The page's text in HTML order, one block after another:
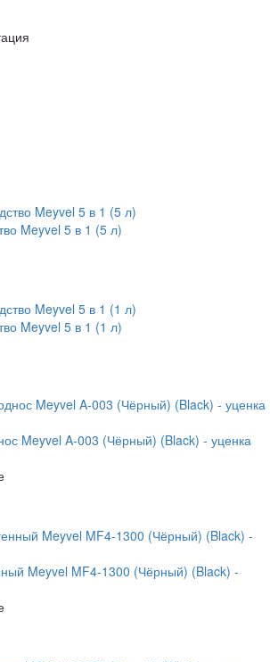
Meyvel 5 в 1 (5 л)
Meyvel 5 в 1 (1 л)
Meyvel A-003 (Чёрный) (Black) - уценка
Meyvel MF4-1300 (Чёрный) (Black) -